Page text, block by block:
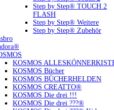
Step by Step® TOUCH 2
FLASH
Step by Step® Weitere
Step by Step® Zubehör
KOSMOS
KOSMOS Bücher
KOSMOS BÜCHERHELDEN
KOSMOS CREATTO®
KOSMOS Die drei !!!
KOSMOS Die drei ???®